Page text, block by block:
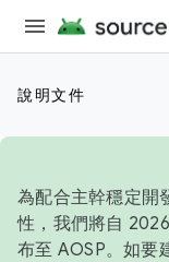
說明文件
為配合主幹穩定開
性，我們將自
布至 AOSP。如要